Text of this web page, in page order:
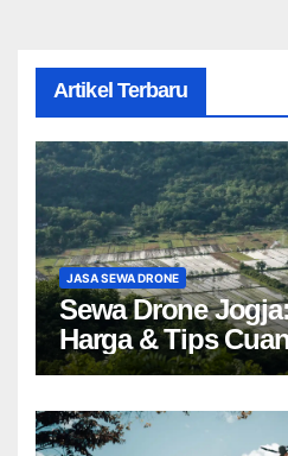
Artikel Terbaru
JASA SEWA DRONE
Sewa Drone
Harga & Tips